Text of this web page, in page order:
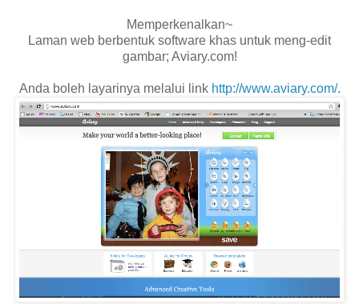
Memperkenalkan~
Laman web berbentuk software khas untuk meng-edit
gambar; Aviary.com!
Anda boleh layarinya melalui link http://www.aviary.com/.